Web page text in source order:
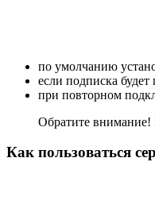
по умолчанию
если подписка будет
при повторном
Обратите внимание!
Как пользоваться